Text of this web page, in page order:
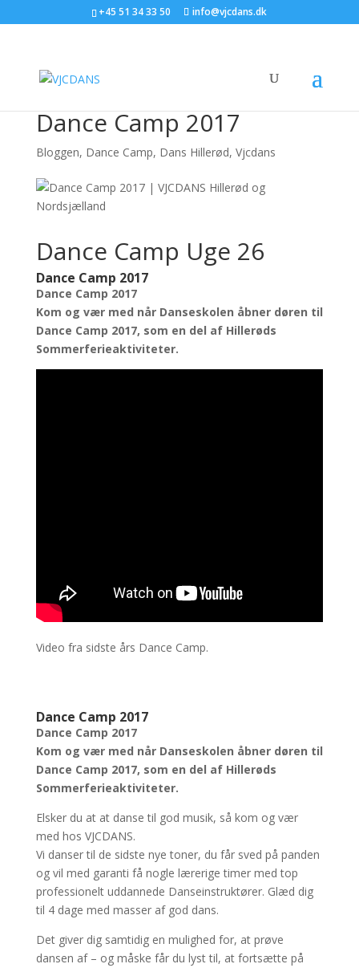
+45 51 34 33 50 info@vjcdans.dk
Dance Camp 2017
Bloggen, Dance Camp, Dans Hillerød, Vjcdans
Dance Camp Uge 26
Dance Camp 2017
Dance Camp 2017
Kom og vær med når Danseskolen åbner døren til
Dance Camp 2017, som en del af Hillerøds
Sommerferieaktiviteter.
Video fra sidste års Dance Camp.
Dance Camp 2017
Dance Camp 2017
Kom og vær med når Danseskolen åbner døren til
Dance Camp 2017, som en del af Hillerøds
Sommerferieaktiviteter.
Elsker du at at danse til god musik, så kom og vær
med hos VJCDANS.
Vi danser til de sidste nye toner, du får sved på panden
og vil med garanti få nogle lærerige timer med top
professionelt uddannede Danseinstruktører. Glæd dig
til 4 dage med masser af god dans.
Det giver dig samtidig en mulighed for, at prøve
dansen af – og måske får du lyst til, at fortsætte på